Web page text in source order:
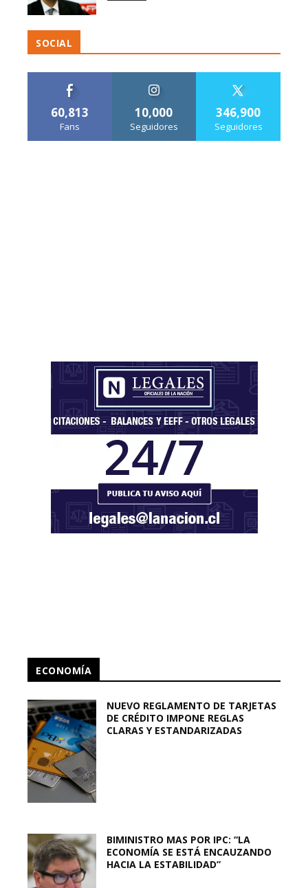
SOCIAL
60,813
Fans
10,000
Seguidores
346,900
Seguidores
ECONOMÍA
NUEVO REGLAMENTO DE TARJETAS
DE CRÉDITO IMPONE REGLAS
CLARAS Y ESTANDARIZADAS
BIMINISTRO MAS POR IPC: “LA
ECONOMÍA SE ESTÁ ENCAUZANDO
HACIA LA ESTABILIDAD”